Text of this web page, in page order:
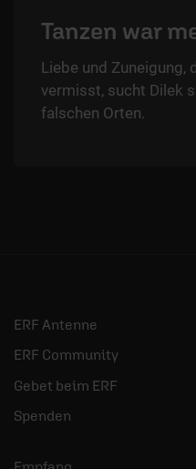
Tanzen war
Liebe und Zuneigung,
vermisst, sucht Dilek
falschen Orten.
ERF Antenne
ERF Community
Gebet beim ERF
Spenden